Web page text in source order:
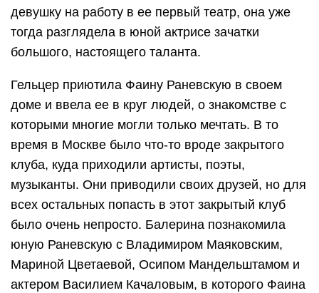
девушку на работу в ее первый театр, она уже
тогда разглядела в юной актрисе зачатки
большого, настоящего таланта.
Гельцер приютила Фаину Раневскую в своем
доме и ввела ее в круг людей, о знакомстве с
которыми многие могли только мечтать. В то
время в Москве было что-то вроде закрытого
клуба, куда приходили артисты, поэты,
музыканты. Они приводили своих друзей, но для
всех остальных попасть в этот закрытый клуб
было очень непросто. Балерина познакомила
юную Раневскую с Владимиром Маяковским,
Мариной Цветаевой, Осипом Мандельштамом и
актером Василием Качаловым, в которого Фаина